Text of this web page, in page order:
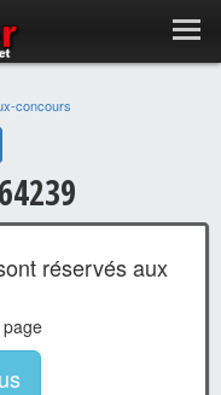
concours
réservés aux